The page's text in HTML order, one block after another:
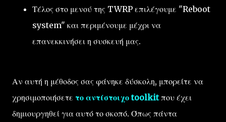
Τέλος στο μενού της TWRP επιλέγουμε "Reboot
system" και περιμένουμε μέχρι να
επανεκκινήσει η συσκευή μας.
Αν αυτή η μέθοδος σας φάνηκε δύσκολη, μπορείτε να
χρησιμοποιήσετε το αντίστοιχο toolkitπου έχει
δημιουργηθεί για αυτό το σκοπό. Όπως πάντα